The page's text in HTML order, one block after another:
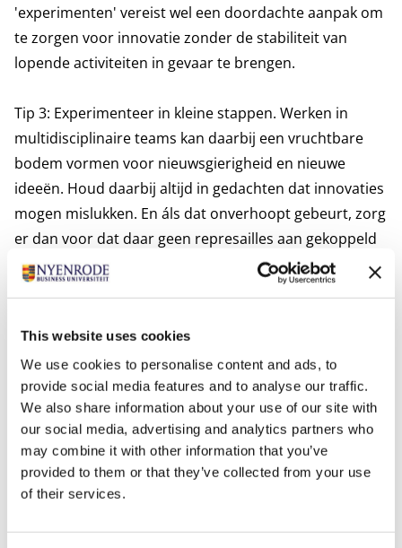
This website uses cookies
We use cookies to personalise content and ads, to
provide social media features and to analyse our traffic.
We also share information about your use of our site with
our social media, advertising and analytics partners who
may combine it with other information that you’ve
provided to them or that they’ve collected from your use
of their services.
'experimenten' vereist wel een doordachte aanpak om
te zorgen voor innovatie zonder de stabiliteit van
lopende activiteiten in gevaar te brengen.
Tip 3: Experimenteer in kleine stappen. Werken in
multidisciplinaire teams kan daarbij een vruchtbare
bodem vormen voor nieuwsgierigheid en nieuwe
ideeën. Houd daarbij altijd in gedachten dat innovaties
mogen mislukken. En áls dat onverhoopt gebeurt, zorg
er dan voor dat daar geen represailles aan gekoppeld
zijn. Dit voorkomt dat de innovatiedrang binnen de
organisatie wegzakt en mensen gewoon ‘op de winkel
veiligheid binnen en rond de innovatie teams, want
innoveren moet immers ook gewoon leuk zijn!
4. Innovatie begint met creatief denken - Jeff Gaspersz
Creatief denken is een drijvende kracht achter
innovatie omdat het nieuwe perspectieven biedt,
nieuwe ideeën genereert en organisaties in staat stelt
zich aan te passen en te groeien. Iedereen kan zijn